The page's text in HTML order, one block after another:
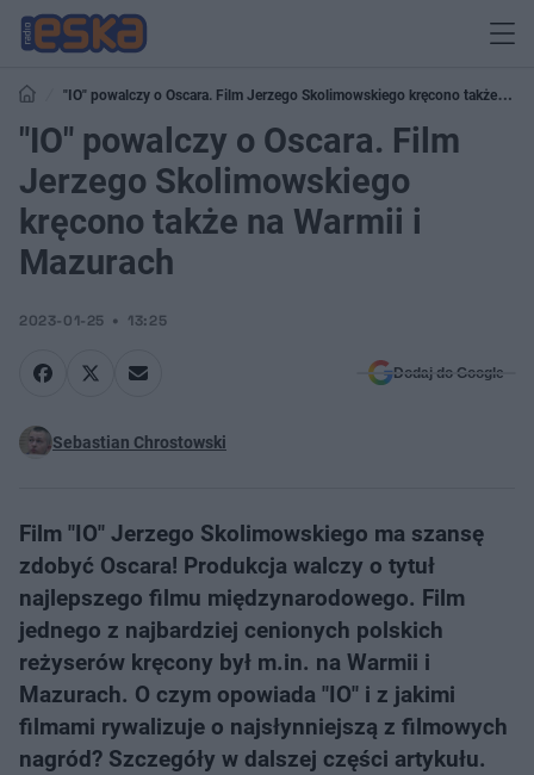
"IO" powalczy o Oscara. Film Jerzego Skolimowskiego kręcono także na
Warmii i Mazurach
"IO" powalczy o Oscara. Film
Jerzego Skolimowskiego
kręcono także na Warmii i
Mazurach
2023-01-25 13:25
Dodaj do Google
Sebastian Chrostowski
Film "IO" Jerzego Skolimowskiego ma szansę
zdobyć Oscara! Produkcja walczy o tytuł
najlepszego filmu międzynarodowego. Film
jednego z najbardziej cenionych polskich
reżyserów kręcony był m.in. na Warmii i
Mazurach. O czym opowiada "IO" i z jakimi
filmami rywalizuje o najsłynniejszą z filmowych
nagród? Szczegóły w dalszej części artykułu.